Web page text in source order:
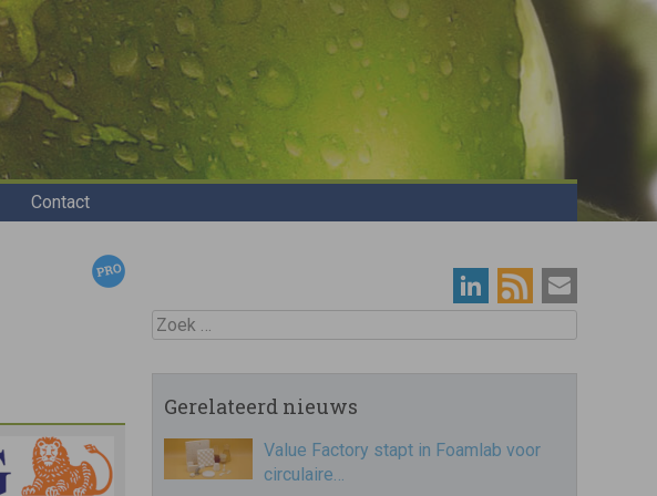
Contact
Zoek
Gerelateerd nieuws
Value Factory stapt in Foamlab voor
circulaire…